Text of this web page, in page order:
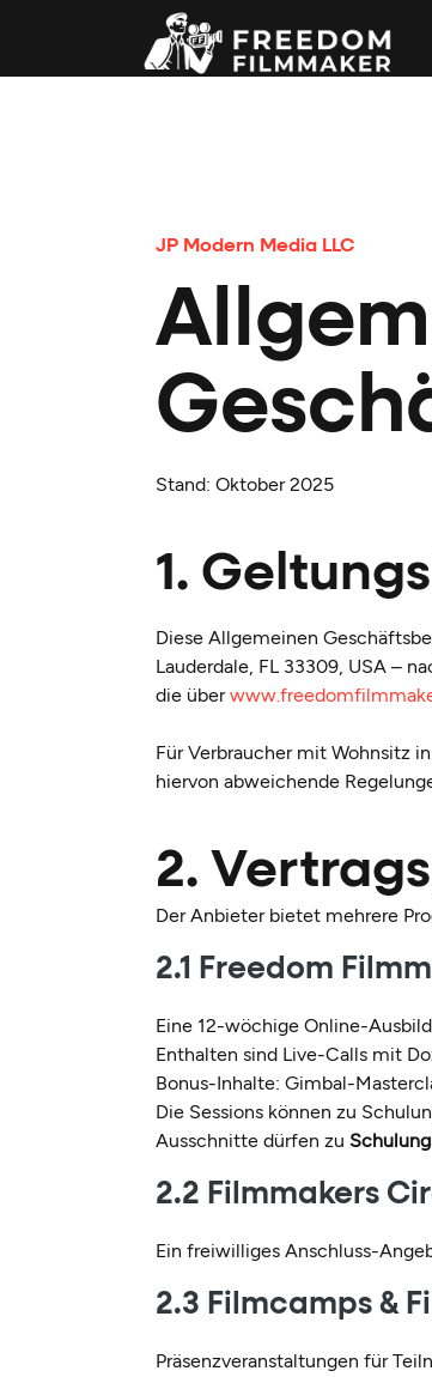
JP Modern Media LLC
Stand: Oktober 2025
1.
Diese Allgemeinen
Lauderdale, FL 33309, USA –
die über
Für Verbraucher mit Wohnsitz
hiervon abweichende
2.
Der Anbieter bietet mehrere
2.1 Freedom
Eine 12-wöchige Online-
Enthalten sind Live-Calls mit
Bonus-Inhalte: Gimbal-
Die Sessions können zu
Ausschnitte dürfen zu
2.2 Filmmakers
Ein freiwilliges Anschluss-
2.3 Filmcamps &
Präsenzveranstaltungen für